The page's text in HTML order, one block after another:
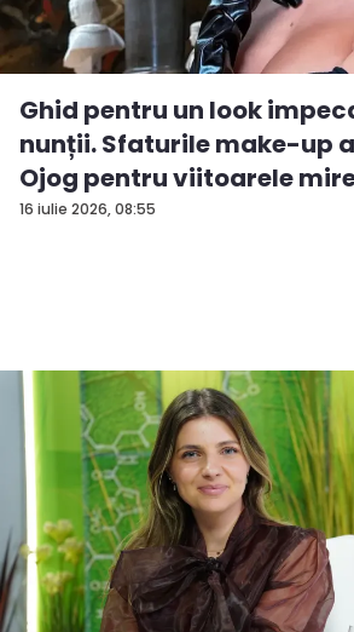
16 iulie 2026, 08:55
Ghid pentru un look
nunții. Sfaturile make-up
Ojog pentru viitoarele